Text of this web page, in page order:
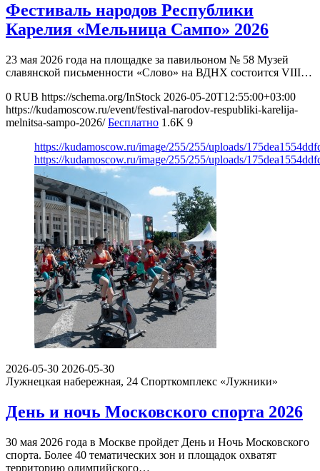
Фестиваль народов Республики
Карелия «Мельница Сампо» 2026
23 мая 2026 года на площадке за павильоном № 58 Музей
славянской письменности «Слово» на ВДНХ состоится VIII…
0 RUB https://schema.org/InStock 2026-05-20T12:55:00+03:00
https://kudamoscow.ru/event/festival-narodov-respubliki-karelija-
melnitsa-sampo-2026/ Бесплатно 1.6K 9
https://kudamoscow.ru/image/255/255/uploads/
https://kudamoscow.ru/image/255/255/uploads/
2026-05-30 2026-05-30
Лужнецкая набережная, 24 Спорткомплекс «Лужники»
День и ночь Московского спорта 2026
30 мая 2026 года в Москве пройдет День и Ночь Московского
спорта. Более 40 тематических зон и площадок охватят
территорию олимпийского…